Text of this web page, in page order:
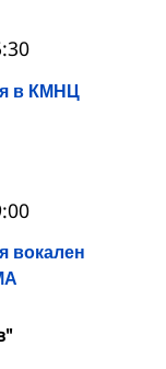
в КМНЦ
вокален